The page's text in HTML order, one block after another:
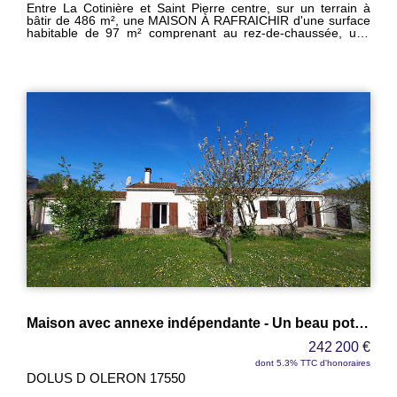
Entre La Cotinière et Saint Pierre centre, sur un terrain à
bâtir de 486 m², une MAISON À RAFRAICHIR d'une surface
habitable de 97 m² comprenant au rez-de-chaussée, une
un wc séparé - Une véranda - Un garage de 15,50 m² .
Maison avec annexe indépendante - Un beau potentiel entre océan et nature
242 200 €
dont 5.3% TTC d'honoraires
DOLUS D OLERON 17550